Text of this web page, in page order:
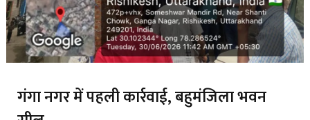
गंगा नगर में पहली कार्रवाई, बहुमंजिला भवन